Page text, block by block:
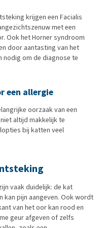
krijgen een Facialis
met een
Ook het Horner syndroom
door aantasting van het
nodig om de diagnose te
een allergie
oorzaak van een
altijd makkelijk te
bij katten veel
vaak duidelijk: de kat
kan pijn aangeven. Ook wordt
van het oor kan rood en
geur afgeven of zelfs